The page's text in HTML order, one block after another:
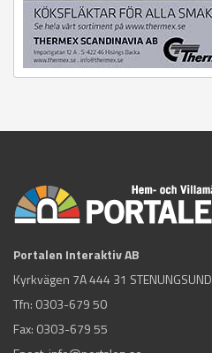
Portalen Interaktiv AB
Kyrkvägen 7A 444 31 STENUNGSUND
Tfn: 0303-679 50
Fax: 0303-679 55